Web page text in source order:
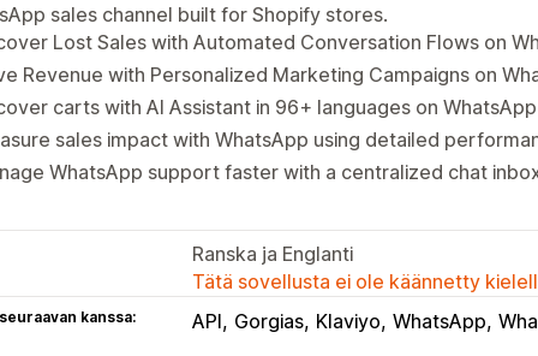
sales channel built for Shopify stores.
Lost Sales with Automated Conversation Flows on
Revenue with Personalized Marketing Campaigns on
carts with AI Assistant in 96+ languages on WhatsApp
sales impact with WhatsApp using detailed
WhatsApp support faster with a centralized chat
Ranska ja Englanti
Tätä sovellusta ei ole käännetty
kanssa: API Gorgias Klaviyo WhatsApp